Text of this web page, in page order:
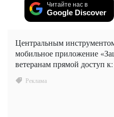
Читайте нас в
Google Discover
Центральным
мобильное приложение
ветеранам прямой доступ к: